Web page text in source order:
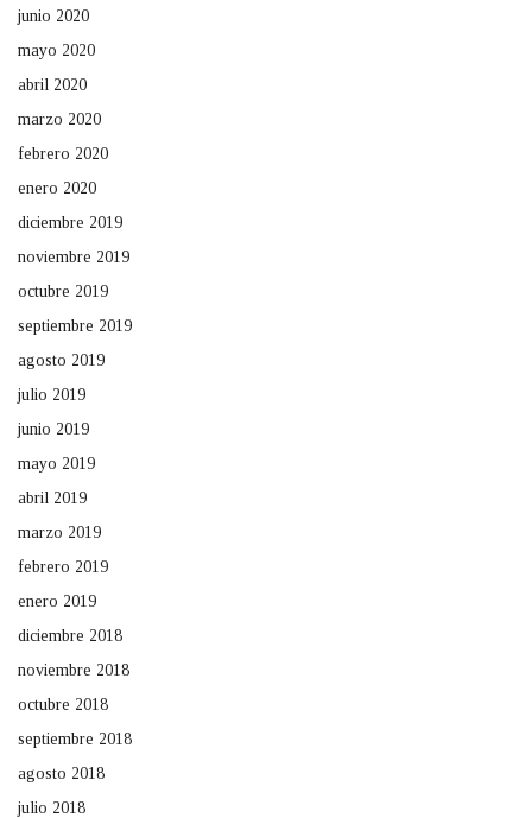
junio 2020
mayo 2020
abril 2020
marzo 2020
febrero 2020
enero 2020
diciembre 2019
noviembre 2019
octubre 2019
septiembre 2019
agosto 2019
julio 2019
junio 2019
mayo 2019
abril 2019
marzo 2019
febrero 2019
enero 2019
diciembre 2018
noviembre 2018
octubre 2018
septiembre 2018
agosto 2018
julio 2018